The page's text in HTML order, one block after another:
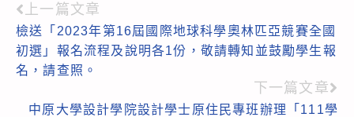
Read
more
articles
上一篇文章
檢送「2023年第16屆國際地球科學奧林匹亞競賽全國
初選」報名流程及說明各1份，敬請轉知並鼓勵學生報
名，請查照。
下一篇文章
中原大學設計學院設計學士原住民專班辦理「111學